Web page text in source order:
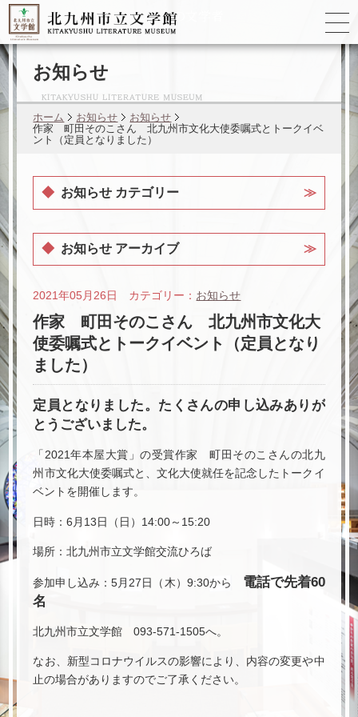
ゆかりの
お知らせ
ホーム お知らせ
お知らせ
作家 町田そのこさん 北九州市文化大使委嘱式とトークイベ
ント（定員となりました）
2021年05月26日 カテゴリー： お知らせ
作家 町田そのこさん 北九州市文化大
使委嘱式とトークイベント（定員となり
ました）
定員となりました。たくさんの申し込みありが
とうございました。
「2021年本屋大賞」の受賞作家 町田そのこさんの北九
州市文化大使委嘱式と、文化大使就任を記念したトークイ
ベントを開催します。
日時：6月13日（日）14:00～15:20
場所：北九州市立文学館交流ひろば
参加申し込み：5月27日（木）9:30から 電話で先着60
名
北九州市立文学館 093-571-1505へ。
なお、新型コロナウイルスの影響により、内容の変更や中
止の場合がありますのでご了承ください。
お知らせ カテゴリー
お知らせ アーカイブ